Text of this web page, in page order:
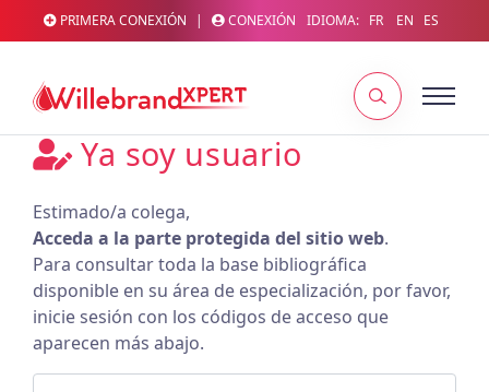
PRIMERA CONEXIÓN | CONEXIÓN IDIOMA: FR EN ES
Ya soy usuario
Estimado/a colega,
Acceda a la parte protegida del sitio web.
Para consultar toda la base bibliográfica
disponible en su área de especialización, por favor,
inicie sesión con los códigos de acceso que
aparecen más abajo.